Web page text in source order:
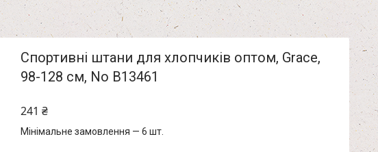
Спортивні штани для хлопчиків оптом, Grace,
98-128 см, No B13461
241 ₴
Мінімальне замовлення — 6 шт.